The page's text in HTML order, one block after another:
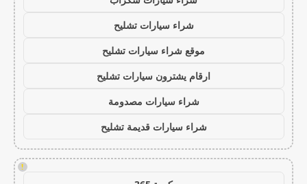
شراء سيارات تشليح
موقع شراء سيارات تشليح
ارقام يشترون سيارات تشليح
شراء سيارات مصدومة
شراء سيارات قديمة تشليح
!